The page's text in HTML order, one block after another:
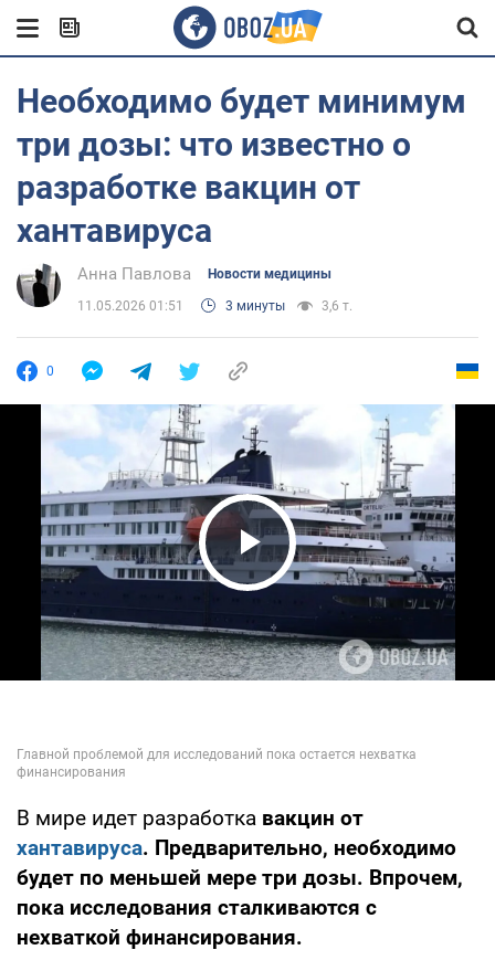
Необходимо будет минимум
три дозы: что известно о
разработке вакцин от
хантавируса
Анна Павлова Новости медицины
11.05.2026 01:51 3 минуты 3,6 т.
0
Play Video
В мире идет разработка вакцин от
хантавируса. Предварительно, необходимо
будет по меньшей мере три дозы. Впрочем,
пока исследования сталкиваются с
нехваткой финансирования.